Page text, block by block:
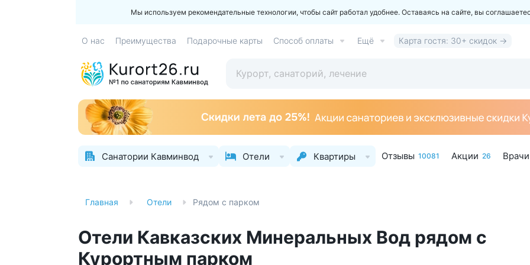
Мы используем рекомендательные технологии, чтобы сайт работал удобнее. Оставаясь на сайте, вы
О нас Преимущества Подарочные карты Способ оплаты Ещё Карта гостя: 30+ скидок →
Санатории Кавминвод Отели Квартиры Отзывы 10081 Акции 26 Врачи
Главная Отели Рядом с парком
Отели Кавказских Минеральных Вод рядом с
Курортным парком